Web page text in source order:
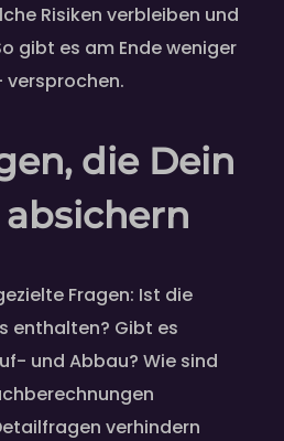
Risiken verbleiben und
gibt es am Ende weniger
versprochen.
die Dein
Fragen: Ist die
enthalten? Gibt es
und Abbau? Wie sind
verhindern